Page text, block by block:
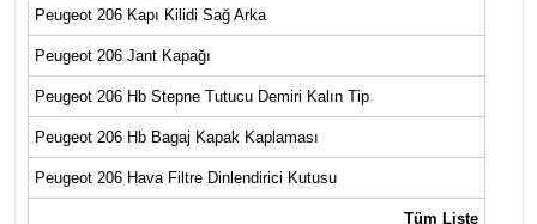
Peugeot 206 Kapı Kilidi Sağ Arka
Peugeot 206 Jant Kapağı
Peugeot 206 Hb Stepne Tutucu Demiri Kalın Tip
Peugeot 206 Hb Bagaj Kapak Kaplaması
Peugeot 206 Hava Filtre Dinlendirici Kutusu
Tüm Liste